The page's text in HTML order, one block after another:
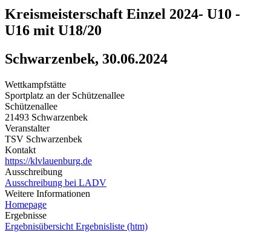
Kreismeisterschaft Einzel 2024- U10 -
U16 mit U18/20
Schwarzenbek, 30.06.2024
Wettkampfstätte
Sportplatz an der Schützenallee
Schützenallee
21493 Schwarzenbek
Veranstalter
TSV Schwarzenbek
Kontakt
https://klvlauenburg.de
Ausschreibung
Ausschreibung bei LADV
Weitere Informationen
Homepage
Ergebnisse
Ergebnisübersicht Ergebnisliste (htm)